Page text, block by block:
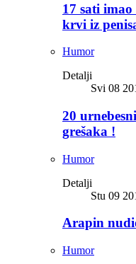
17 sati
krvi iz
Humor
Detalji
Svi 08
20
grešaka !
Humor
Detalji
Stu 09
Arapin
Humor